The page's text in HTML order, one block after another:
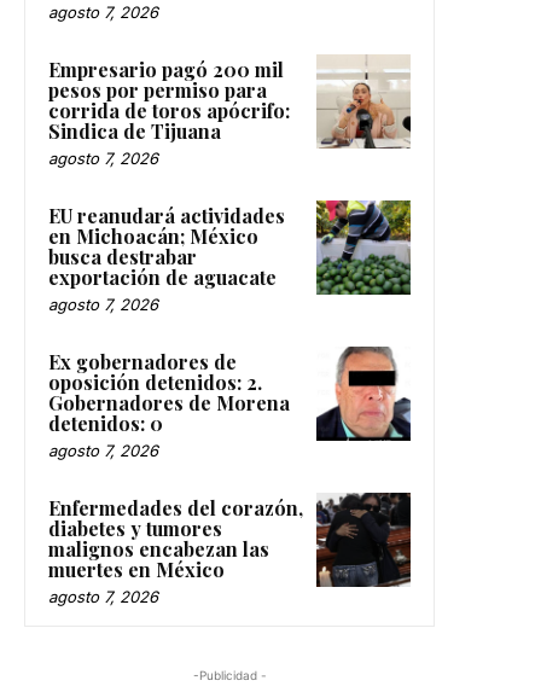
agosto 7, 2026
Empresario pagó 200 mil
pesos por permiso para
corrida de toros apócrifo:
Sindica de Tijuana
agosto 7, 2026
EU reanudará actividades
en Michoacán; México
busca destrabar
exportación de aguacate
agosto 7, 2026
Ex gobernadores de
oposición detenidos: 2.
Gobernadores de Morena
detenidos: 0
agosto 7, 2026
Enfermedades del corazón,
diabetes y tumores
malignos encabezan las
muertes en México
agosto 7, 2026
-Publicidad -